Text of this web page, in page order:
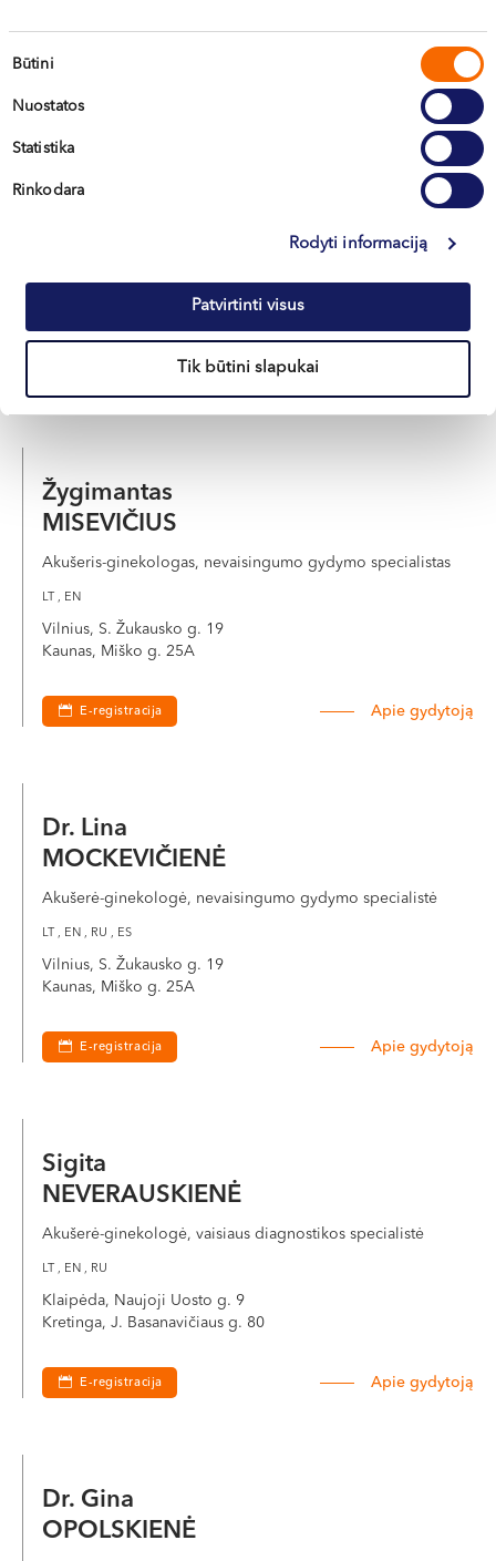
Sutikimo
Būtini
Nuostatos
Statistika
Rinkodara
Rodyti informaciją
Patvirtinti visus
Tik būtini slapukai
Apie gydytoją
Audronė
LT , EN , RU
Žygimantas
MISEVIČIUS
Akušeris-ginekologas, nevaisingumo gydymo specialistas
LT , EN
Vilnius, S. Žukausko g. 19
Kaunas, Miško g. 25A
E-registracija Apie gydytoją
Dr. Lina
MOCKEVIČIENĖ
Akušerė-ginekologė, nevaisingumo gydymo specialistė
LT , EN , RU , ES
Vilnius, S. Žukausko g. 19
Kaunas, Miško g. 25A
E-registracija Apie gydytoją
Sigita
NEVERAUSKIENĖ
Akušerė-ginekologė, vaisiaus diagnostikos specialistė
LT , EN , RU
Klaipėda, Naujoji Uosto g. 9
Kretinga, J. Basanavičiaus g. 80
E-registracija Apie gydytoją
Dr. Gina
OPOLSKIENĖ